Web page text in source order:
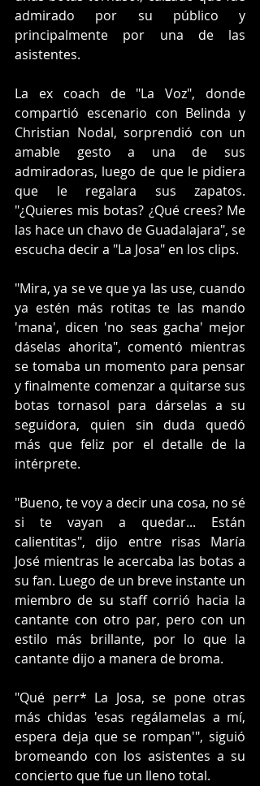
admirado por su público y
principalmente por una de las
asistentes.
La ex coach de "La Voz", donde
compartió escenario con Belinda y
Christian Nodal, sorprendió con un
amable gesto a una de sus
admiradoras, luego de que le pidiera
que le regalara sus zapatos.
"¿Quieres mis botas? ¿Qué crees? Me
las hace un chavo de Guadalajara", se
escucha decir a "La Josa" en los clips.
"Mira, ya se ve que ya las use, cuando
ya estén más rotitas te las mando
'mana', dicen 'no seas gacha' mejor
dáselas ahorita", comentó mientras
se tomaba un momento para pensar
y finalmente comenzar a quitarse sus
botas tornasol para dárselas a su
seguidora, quien sin duda quedó
más que feliz por el detalle de la
intérprete.
"Bueno, te voy a decir una cosa, no sé
si te vayan a quedar... Están
calientitas", dijo entre risas María
José mientras le acercaba las botas a
su fan. Luego de un breve instante un
miembro de su staff corrió hacia la
cantante con otro par, pero con un
estilo más brillante, por lo que la
cantante dijo a manera de broma.
"Qué perr* La Josa, se pone otras
más chidas 'esas regálamelas a mí,
espera deja que se rompan'", siguió
bromeando con los asistentes a su
concierto que fue un lleno total.